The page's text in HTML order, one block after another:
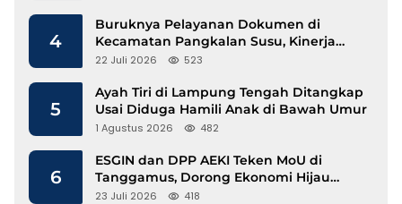
4
Buruknya Pelayanan Dokumen di
Kecamatan Pangkalan Susu, Kinerja
Disdukcapil Langkat Disorot
22 Juli 2026 523
5
Ayah Tiri di Lampung Tengah Ditangkap
Usai Diduga Hamili Anak di Bawah Umur
1 Agustus 2026 482
6
ESGIN dan DPP AEKI Teken MoU di
Tanggamus, Dorong Ekonomi Hijau
Berbasis Kopi dan Perdagangan Karbon
23 Juli 2026 418